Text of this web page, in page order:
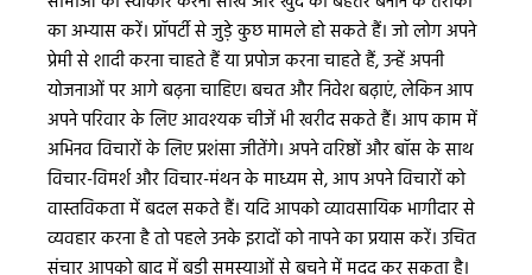
का अभ्यास करें। प्रॉपर्टी से जुड़े कुछ मामले हो सकते हैं। जो लोग अपने
प्रेमी से शादी करना चाहते हैं या प्रपोज करना चाहते हैं, उन्हें अपनी
योजनाओं पर आगे बढ़ना चाहिए। बचत और निवेश बढ़ाएं, लेकिन आप
अपने परिवार के लिए आवश्यक चीजें भी खरीद सकते हैं। आप काम में
अभिनव विचारों के लिए प्रशंसा जीतेंगे। अपने वरिष्ठों और बॉस के साथ
विचार-विमर्श और विचार-मंथन के माध्यम से, आप अपने विचारों को
वास्तविकता में बदल सकते हैं। यदि आपको व्यावसायिक भागीदार से
व्यवहार करना है तो पहले उनके इरादों को नापने का प्रयास करें। उचित
संचार आपको बाद में बड़ी समस्याओं से बचने में मदद कर सकता है।